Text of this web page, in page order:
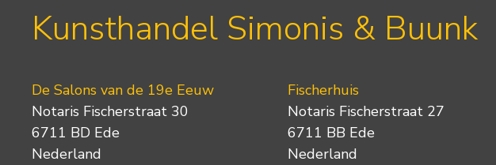
Kunsthandel Simonis & Buunk
De Salons van de 19e Eeuw
Notaris Fischerstraat 30
6711 BD Ede
Nederland
Fischerhuis
Notaris Fischerstraat 27
6711 BB Ede
Nederland